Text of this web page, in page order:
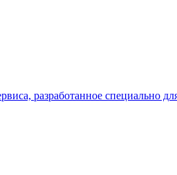
разработанное специально